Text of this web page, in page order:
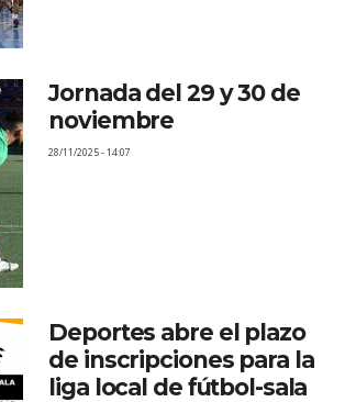
Jornada del 29 y 30 de
noviembre
28/11/2025 - 14:07
Deportes abre el plazo
de inscripciones para la
liga local de fútbol-sala